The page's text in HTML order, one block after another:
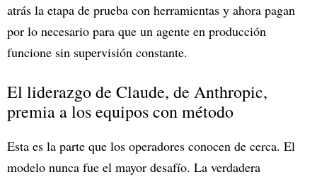
atrás la etapa de prueba con herramientas y ahora pagan
por lo necesario para que un agente en producción
funcione sin supervisión constante.
El liderazgo de Claude, de Anthropic,
premia a los equipos con método
Esta es la parte que los operadores conocen de cerca. El
modelo nunca fue el mayor desafío. La verdadera